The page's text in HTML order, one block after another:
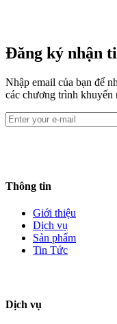
Đăng ký nhận
Nhập email của bạn để
các chương trình khuyến
Thông tin
Giới thiệu
Dịch vụ
Sản phẩm
Tin Tức
Dịch vụ